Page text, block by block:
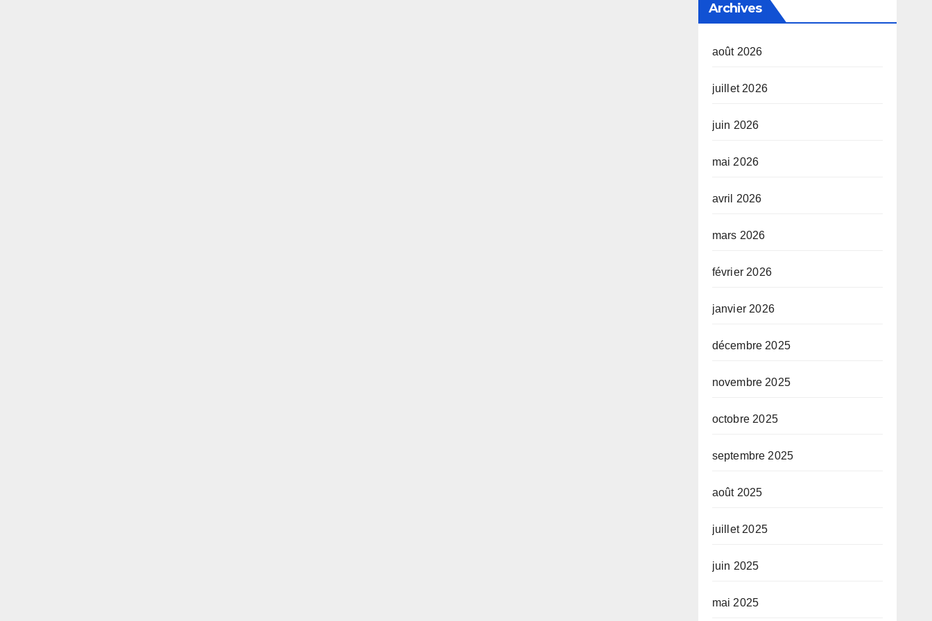
Archives
août 2026
juillet 2026
juin 2026
mai 2026
avril 2026
mars 2026
février 2026
janvier 2026
décembre 2025
novembre 2025
octobre 2025
septembre 2025
août 2025
juillet 2025
juin 2025
mai 2025